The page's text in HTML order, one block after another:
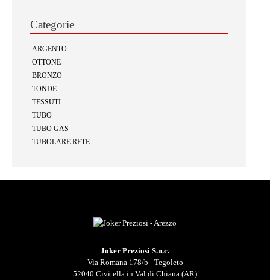
Categorie
ARGENTO
OTTONE
BRONZO
TONDE
TESSUTI
TUBO
TUBO GAS
TUBOLARE RETE
Joker Preziosi S.n.c.
Via Romana 178/b - Tegoleto
52040 Civitella in Val di Chiana (AR)